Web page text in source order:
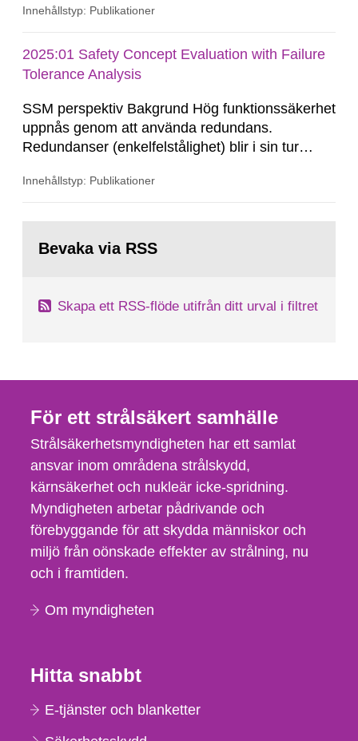
av 1990-talet finansiellt stöttat forskning inom
ramen för ett samarbete kallat APRI. APRI-
finansieringen inleddes efter installationen av de
Innehållstyp: Publikationer
2025:01 Safety Concept Evaluation with Failure
Tolerance Analysis
SSM perspektiv Bakgrund Hög funktionssäkerhet
uppnås genom att använda redundans.
Redundanser (enkelfelstålighet) blir i sin tur
konstruktionsprinciper såsom fysisk och
visa att krav uppfylls, inklusive kraven på...
Innehållstyp: Publikationer
sida:Bevaka via RSS
Skapa ett RSS-flöde utifrån ditt urval i filtret
För ett strålsäkert samhälle
Strålsäkerhetsmyndigheten har ett samlat
ansvar inom områdena strålskydd,
kärnsäkerhet och nukleär icke-spridning.
Myndigheten arbetar pådrivande och
förebyggande för att skydda människor och
miljö från oönskade effekter av strålning, nu
och i framtiden.
Om myndigheten
Hitta snabbt
E-tjänster och blanketter